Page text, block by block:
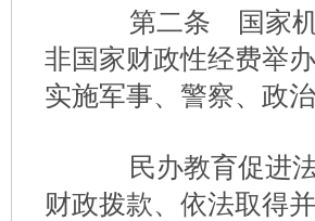
第二条 国家机
非国家财政性经费举
实施军事、警察、政
民办教育促进法
财政拨款、依法取得